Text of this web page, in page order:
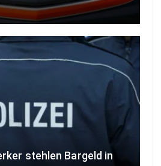
stehlen Bargeld in